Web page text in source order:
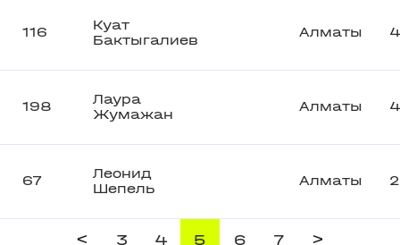
116
Куат
Бактыгалиев
Алматы
198
Лаура
Жумажан
Алматы
67
Леонид
Шепель
Алматы
< 3 4 5 6 7 >